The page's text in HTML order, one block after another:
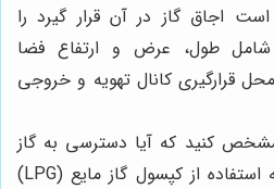
اجاق گاز در آن قرار گیرد را
طول، عرض و ارتفاع فضا
قرارگیری کانال تهویه و خروجی
کنید که آیا دسترسی به گاز
شهری دارید یا نیاز به استفاده از کپسول گاز مایع (LPG)